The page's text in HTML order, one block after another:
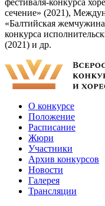
фестиваля-конкурса
сечение» (2021),
«Балтийская
конкурса
(2021) и др.
О конкурсе
Положение
Расписание
Жюри
Участники
Архив конкурсов
Новости
Галерея
Трансляции